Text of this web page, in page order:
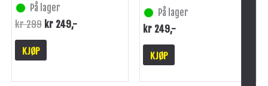
På lager
kr299 kr 249,-
KJØP
På lager
kr 249,-
KJØP